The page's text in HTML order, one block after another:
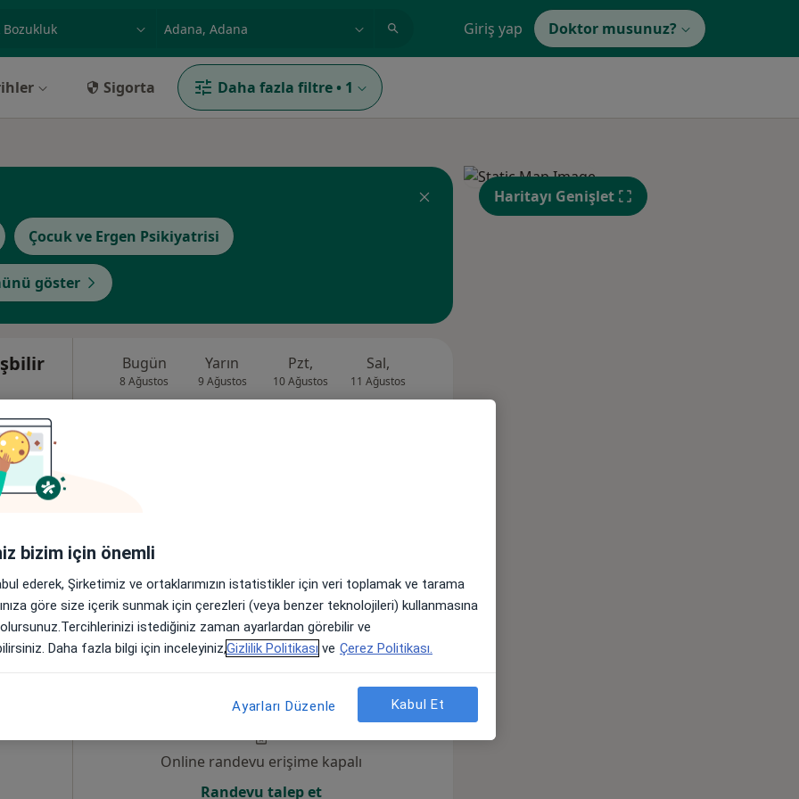
Giriş yap Doktor musunuz?
Sigorta Daha fazla filtre • 1
Çocuk ve Ergen Psikiyatrisi
göster
Daire:1, Adana • Harita
Bugün
8 Ağustos
Yarın
9 Ağustos
Pzt,
10 Ağustos
Sal,
11 Ağustos
9 Ağustos 10 Ağustos 11 Ağustos 12 Ağustos
Online randevu erişime kapalı
Randevu talep et
Haritayı Genişlet
bizim için önemli
ederek, Şirketimiz ve ortaklarımızın istatistikler için veri toplamak ve tarama
göre size içerik sunmak için çerezleri (veya benzer teknolojileri) kullanmasına
istediğiniz zaman ayarlardan görebilir ve
Daha fazla bilgi için inceleyiniz,Gizlilik Politikası ve Çerez Politikası.
Ayarları Düzenle Kabul Et